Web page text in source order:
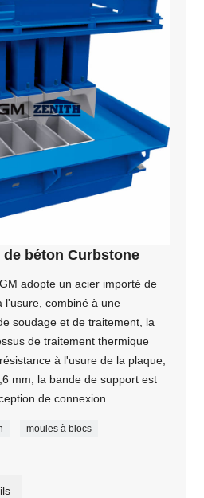
béton Curbstone
adopte un acier importé de
l'usure, combiné à une
soudage et de traitement, la
de traitement thermique
à l'usure de la plaque,
mm, la bande de support est
de connexion..
moules à blocs